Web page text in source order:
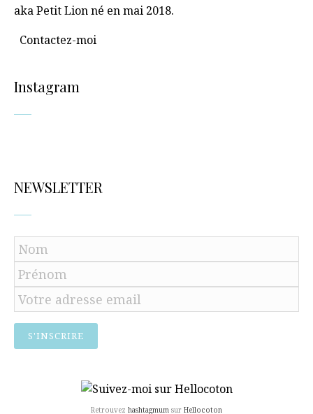
aka Petit Lion né en mai 2018.
Contactez-moi
Instagram
NEWSLETTER
Retrouvez hashtagmum sur Hellocoton